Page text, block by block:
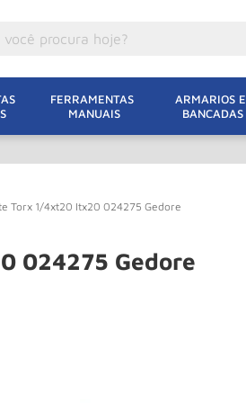
FERRAMENTAS
MANUAIS
ARMARIOS E
BANCADAS
Torx 1/4xt20 Itx20 024275 Gedore
024275 Gedore